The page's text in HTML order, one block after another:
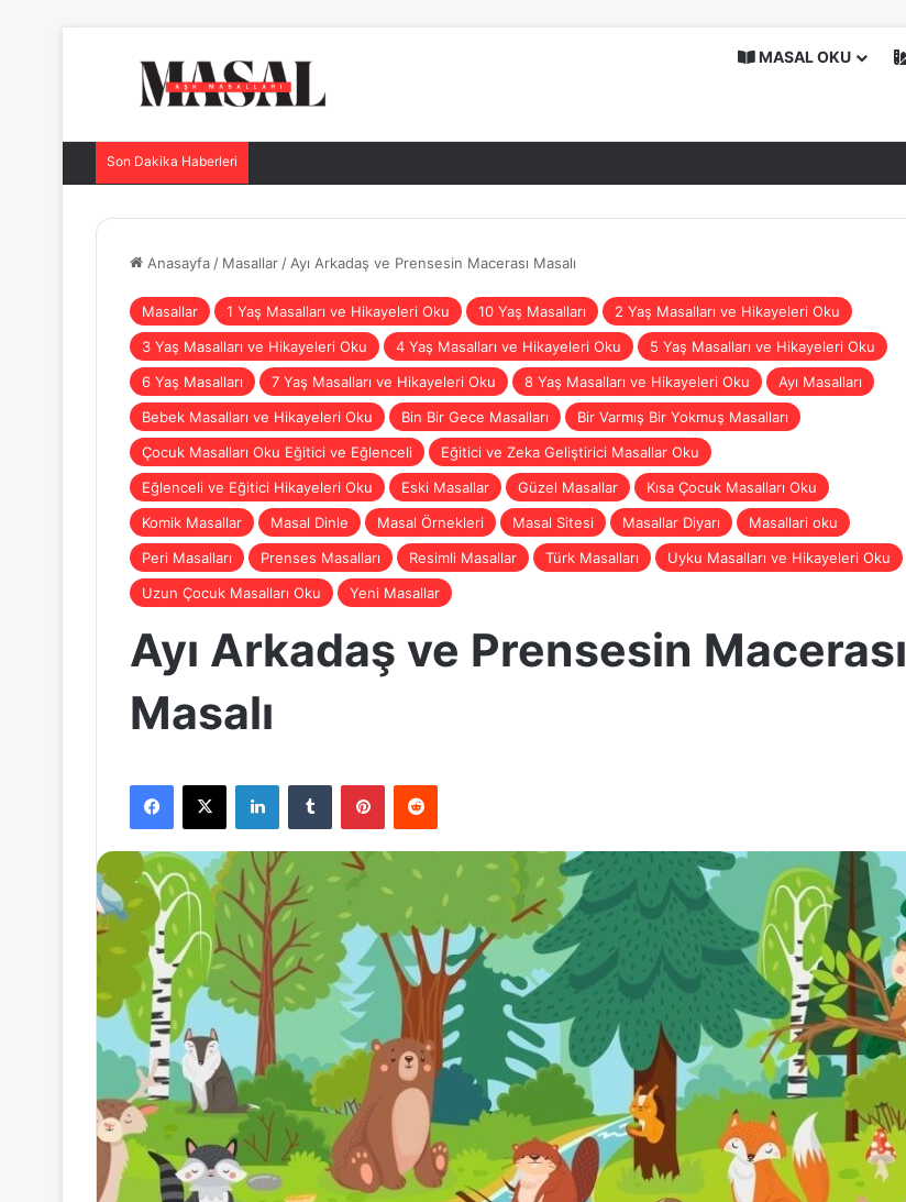
MASAL OKU
Son Dakika Haberleri
Anasayfa / Masallar / Ayı Arkadaş ve Prensesin Macerası Masalı
Masallar 1 Yaş Masalları ve Hikayeleri Oku 10 Yaş Masalları
2 Yaş Masalları ve Hikayeleri Oku
3 Yaş Masalları ve Hikayeleri Oku
4 Yaş Masalları ve Hikayeleri Oku
5 Yaş Masalları ve Hikayeleri Oku
6 Yaş Masalları
7 Yaş Masalları ve Hikayeleri Oku 8 Yaş Masalları ve Hikayeleri Oku
Ayı Masalları
Bebek Masalları ve Hikayeleri Oku
Bin Bir Gece Masalları
Bir Varmış Bir Yokmuş Masalları
Çocuk Masalları Oku Eğitici ve Eğlenceli
Eğitici ve Zeka Geliştirici Masallar Oku
Eğlenceli ve Eğitici Hikayeleri Oku
Eski Masallar Güzel Masallar
Kısa Çocuk Masalları Oku
Komik Masallar
Masal Dinle Masal Örnekleri Masal Sitesi Masallar Diyarı
Masallari oku
Peri Masalları
Prenses Masalları Resimli Masallar Türk Masalları
Uyku Masalları ve Hikayeleri Oku
Uzun Çocuk Masalları Oku
Yeni Masallar
Ayı Arkadaş ve Prensesin Macerası
Masalı
Facebook
X LinkedInTumblr PinterestReddit